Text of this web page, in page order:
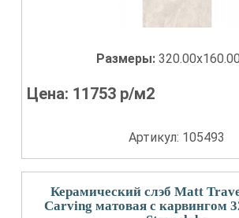
Размеры:
Цена: 11753 р/м2
Артикул: 105493
Керамический слэб Matt
Carving матовая с карвингом